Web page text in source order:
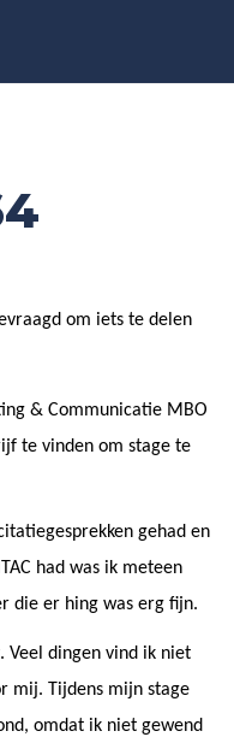
om iets te delen
& Communicatie MBO
te vinden om stage te
gehad en
had was ik meteen
die er hing was erg fijn.
Veel dingen vind ik niet
mij. Tijdens mijn stage
omdat ik niet gewend